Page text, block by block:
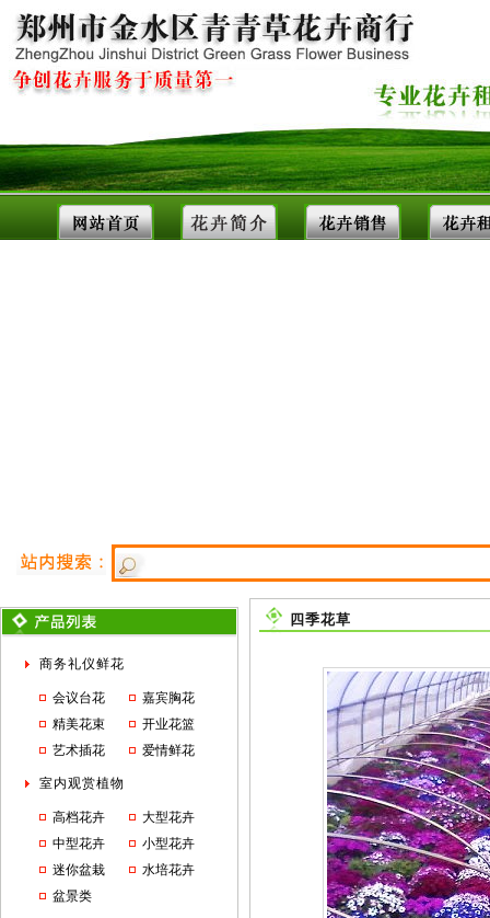
商务礼仪鲜花
会议台花
嘉宾胸花
精美花束
开业花篮
艺术插花
爱情鲜花
室内观赏植物
高档花卉
大型花卉
中型花卉
小型花卉
迷你盆栽
水培花卉
盆景类
四季花草